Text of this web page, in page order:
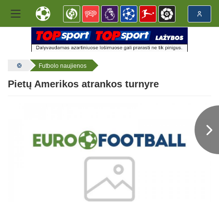
Futbolo naujienos
Pietų Amerikos atrankos turnyre